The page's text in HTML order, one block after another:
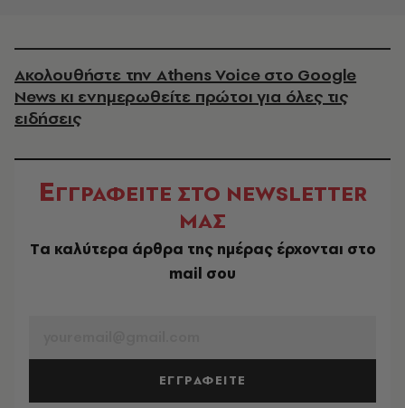
Ακολουθήστε την Athens Voice στο Google
News κι ενημερωθείτε πρώτοι για όλες τις
ειδήσεις
ΕΓΓΡΑΦΕΙΤΕ ΣΤΟ NEWSLETTER
ΜΑΣ
Tα καλύτερα άρθρα της ημέρας έρχονται στο
mail σου
ΕΓΓΡΑΦΕΙΤΕ